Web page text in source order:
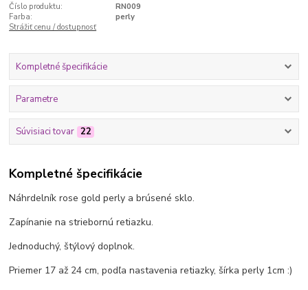
Číslo produktu:
RN009
Farba:
perly
Strážiť cenu / dostupnosť
Kompletné špecifikácie
Parametre
Súvisiaci tovar 22
Kompletné špecifikácie
Náhrdelník rose gold perly a brúsené sklo.
Zapínanie na striebornú retiazku.
Jednoduchý, štýlový doplnok.
Priemer 17 až 24 cm, podľa nastavenia retiazky, šírka perly 1cm :)